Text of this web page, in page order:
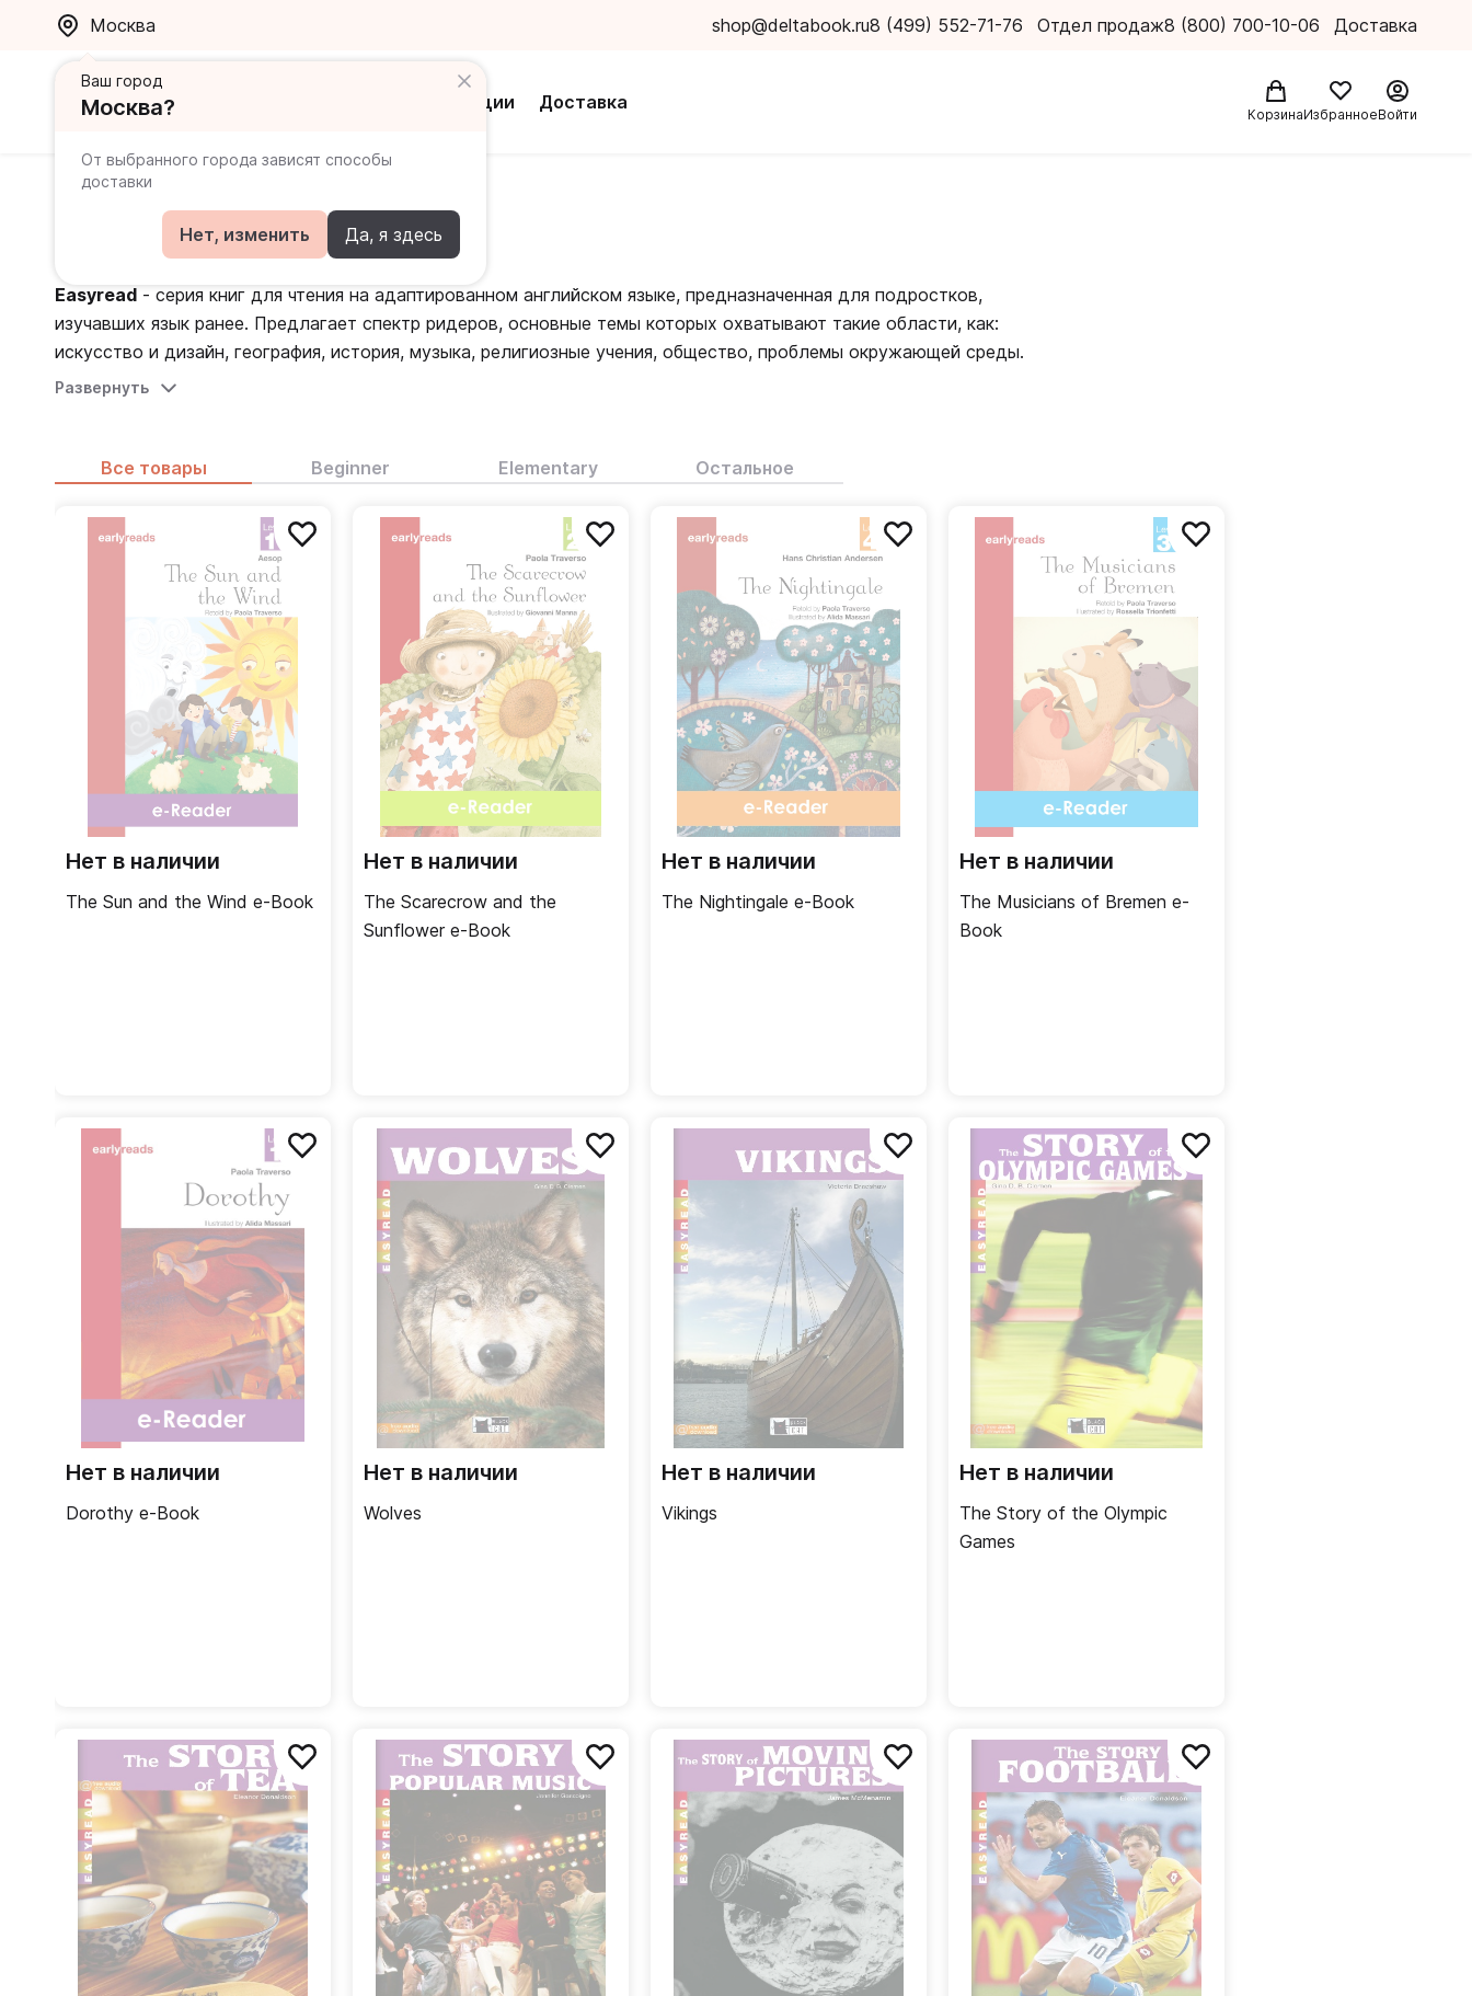
Москва shop@deltabook.ru8 (499) 552-71-76 Отдел продаж8 (800) 700-10-06 Доставка
Акции Доставка
КорзинаИзбранноеВойти
Ваш город
Москва?
От выбранного города зависят способы
доставки
Нет, изменить Да, я здесь
Главная Каталог
Easyread
Easyread - серия книг для чтения на адаптированном английском языке, предназначенная для подростков,
изучавших язык ранее. Предлагает спектр ридеров, основные темы которых охватывают такие области, как:
искусство и дизайн, география, история, музыка, религиозные учения, общество, проблемы окружающей среды.
Основные особенности серии книг Easyread:
иллюстрации для облегчения работы с текстом.
текстами.
Бесплатная загрузка текстов книг в аудиоформате и ответов к заданиям на сайте издательства. В конце каждой
книги – тест по пройденному материалу.
Учителя также могут воспользоваться этими пособиями в рамках концепции межпредметного языкового
интегрирования (CLIL).
Развернуть
Все товары Beginner Elementary Остальное
Нет в наличии
The Sun and the Wind e-Book
Нет в наличии
The Scarecrow and the
Sunflower e-Book
Нет в наличии
The Nightingale e-Book
Нет в наличии
The Musicians of Bremen e-
Book
Нет в наличии
Dorothy e-Book
Нет в наличии
Wolves
Нет в наличии
Vikings
Нет в наличии
The Story of the Olympic
Games